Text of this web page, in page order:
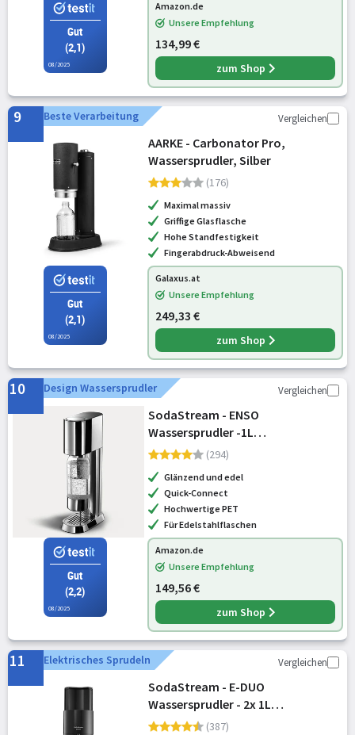
Gut
(2,1)
08/2025
Amazon.de
Unsere Empfehlung
134,99 €
zum Shop
9 Beste Verarbeitung Vergleichen
Gut
(2,1)
08/2025
AARKE - Carbonator Pro,
Wassersprudler, Silber
(176)
Maximal massiv
Griffige Glasflasche
Hohe Standfestigkeit
Fingerabdruck-Abweisend
Galaxus.at
Unsere Empfehlung
249,33 €
zum Shop
10 Design Wassersprudler Vergleichen
Gut
(2,2)
08/2025
SodaStream - ENSO
Wassersprudler -1L
Sprudlerflaschen & CO2-Zylinder,
(294)
Glänzend und edel
Quick-Connect
Hochwertige PET
Für Edelstahlflaschen
Amazon.de
Unsere Empfehlung
149,56 €
zum Shop
11 Elektrisches Sprudeln Vergleichen
SodaStream - E-DUO
Wassersprudler - 2x 1L
Sprudlerflaschen & CO2-Zylinder
(387)